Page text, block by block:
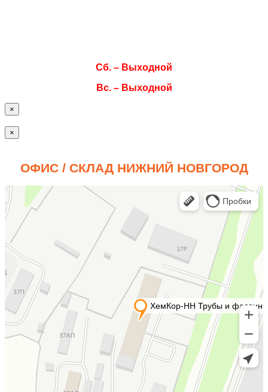
Сб. – Выходной
Вс. – Выходной
×
×
ОФИС / СКЛАД НИЖНИЙ НОВГОРОД